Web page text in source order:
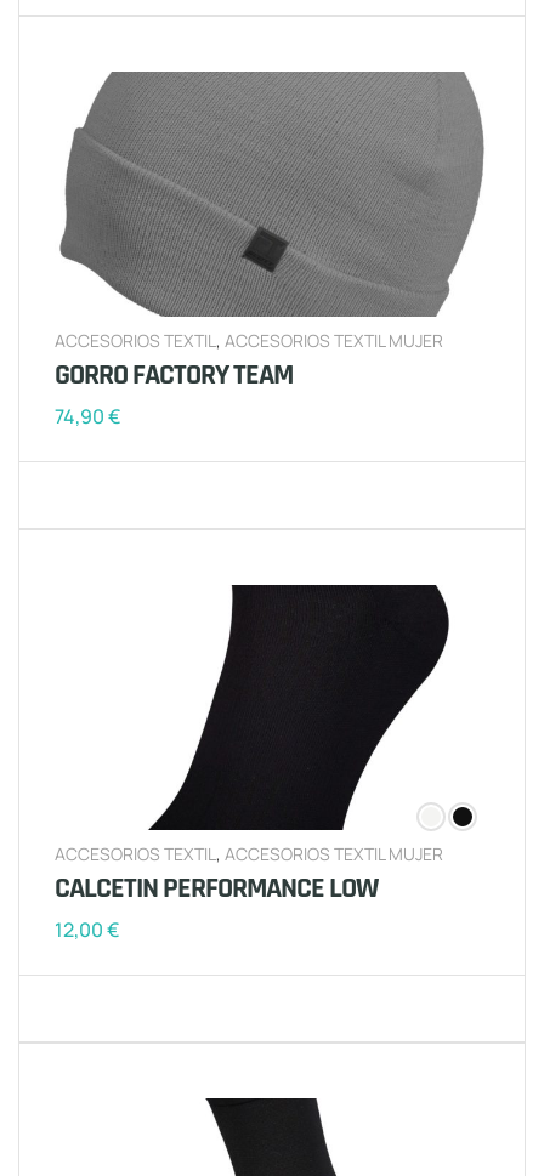
ACCESORIOS TEXTIL, ACCESORIOS TEXTIL MUJER
GORRO FACTORY TEAM
74,90€
ACCESORIOS TEXTIL , ACCESORIOS TEXTIL MUJER
CALCETIN PERFORMANCE LOW
12,00€